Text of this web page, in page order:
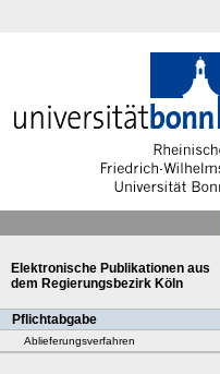
Elektronische Publikationen aus
dem Regierungsbezirk Köln
Pflichtabgabe
Ablieferungsverfahren